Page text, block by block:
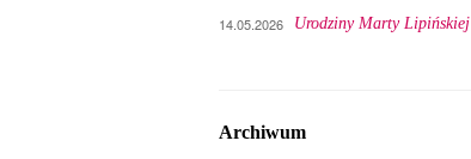
14.05.2026 Urodziny Marty Lipińskiej
Archiwum